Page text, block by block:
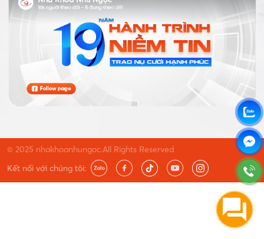
© 2025 nhakhoanhungoc.All Rights Reserved
Kết nối với chúng tôi: